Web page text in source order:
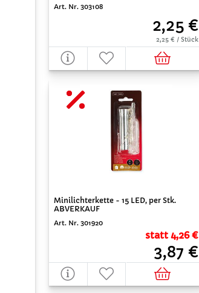
Art. Nr. 303108
2,25 €
2,25 € / Stück
Minilichterkette - 15 LED, per Stk.
ABVERKAUF
Art. Nr. 301920
statt 4,26 €
3,87 €